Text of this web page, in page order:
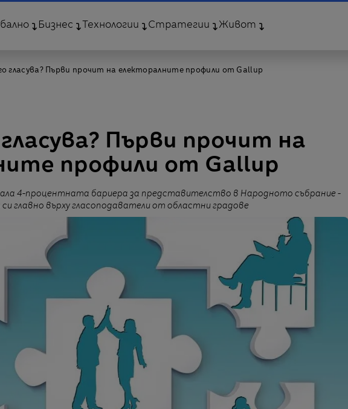
Бизнес Технологии Стратегии Живот
гласува? Първи прочит на електоралните профили от Gallup
гласува? Първи прочит на
профили от Gallup
4-процентната бариера за представителство в Народното събрание -
си главно върху гласоподаватели от областни градове